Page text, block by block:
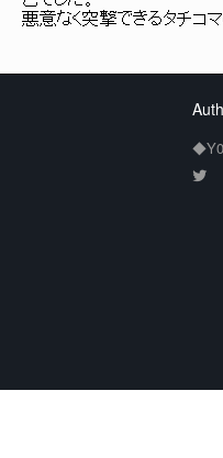
悪意なく突撃できるタチコ